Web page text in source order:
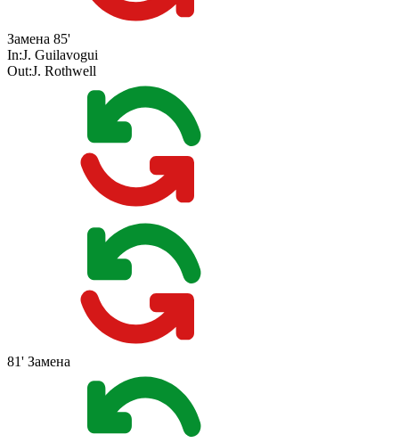
Замена 85'
In:J. Guilavogui
Out:J. Rothwell
81' Замена